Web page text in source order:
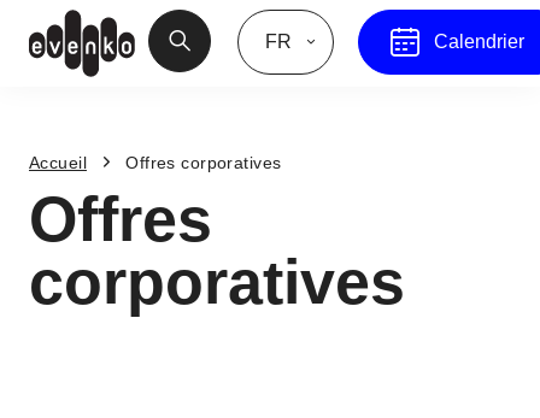
FR Calendrier
Accueil Offres corporatives
Offres
corporatives